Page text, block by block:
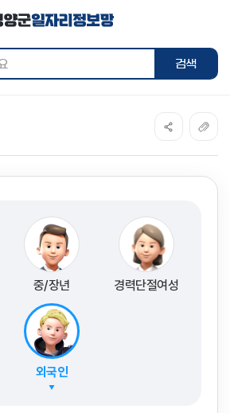
통합검색
중/장년 경력단절여성
외국인